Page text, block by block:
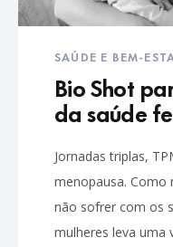
SAÚDE E BEM-
Bio Shot
da saúde
Jornadas triplas,
menopausa. Como
não sofrer com os
mulheres leva uma